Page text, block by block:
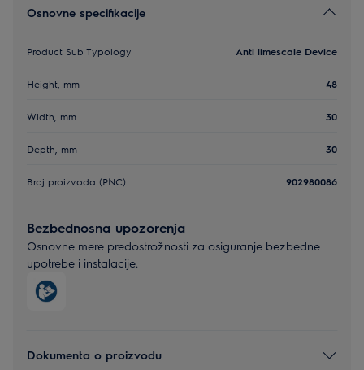
Osnovne specifikacije
Product Sub Typology Anti limescale Device
Height, mm 48
Width, mm 30
Depth, mm 30
Broj proizvoda (PNC) 902980086
Bezbednosna upozorenja
Osnovne mere predostrožnosti za osiguranje bezbedne
upotrebe i instalacije.
Dokumenta o proizvodu